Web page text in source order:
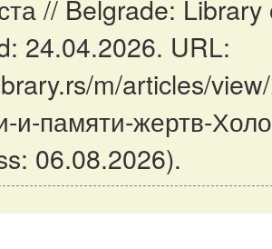
// Belgrade:
24.04.2026. URL:
m/articles/
и-памяти-жертв-
06.08.2026).